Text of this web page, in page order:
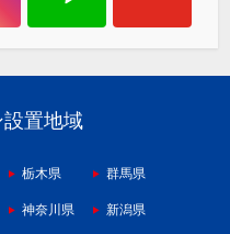
設置地域
栃木県 群馬県
神奈川県 新潟県